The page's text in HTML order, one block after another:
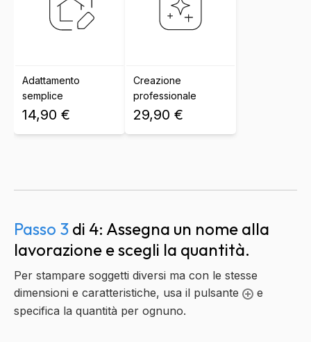
Adattamento
semplice
14,90 €
Creazione
professionale
29,90 €
Passo 3 di 4: Assegna un nome alla
lavorazione e scegli la quantità.
Per stampare soggetti diversi ma con le stesse
dimensioni e caratteristiche, usa il pulsante
e
specifica la quantità per ognuno.